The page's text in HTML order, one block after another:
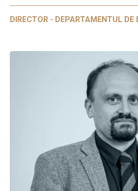
DIRECTOR - DEPARTAMENTUL DE